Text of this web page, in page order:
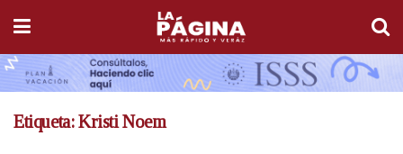
Etiqueta:Kristi Noem